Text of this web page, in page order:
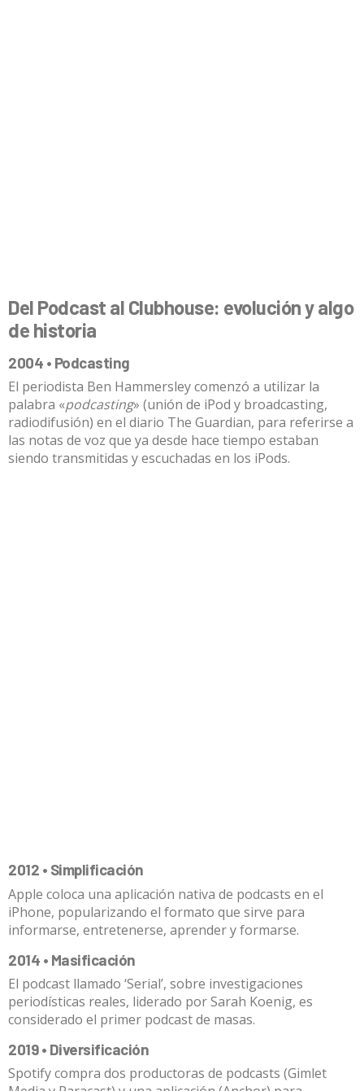
Del Podcast al Clubhouse: evolución y algo
de historia
2004 • Podcasting
El periodista Ben Hammersley comenzó a utilizar la
palabra «podcasting» (unión de iPod y broadcasting,
radiodifusión) en el diario The Guardian, para referirse a
las notas de voz que ya desde hace tiempo estaban
siendo transmitidas y escuchadas en los iPods.
2012 • Simplificación
Apple coloca una aplicación nativa de podcasts en el
iPhone, popularizando el formato que sirve para
informarse, entretenerse, aprender y formarse.
2014 • Masificación
El podcast llamado ‘Serial’, sobre investigaciones
periodísticas reales, liderado por Sarah Koenig, es
considerado el primer podcast de masas.
2019 • Diversificación
Spotify compra dos productoras de podcasts (Gimlet